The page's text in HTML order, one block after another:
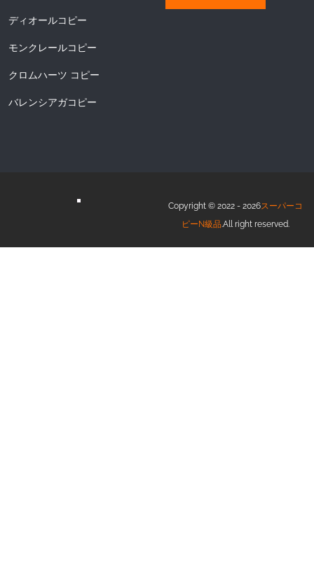
ディオールコピー
モンクレールコピー
クロムハーツ コピー
バレンシアガコピー
Copyright © 2022 - 2026スーパーコ
ピーN級品.All right reserved.